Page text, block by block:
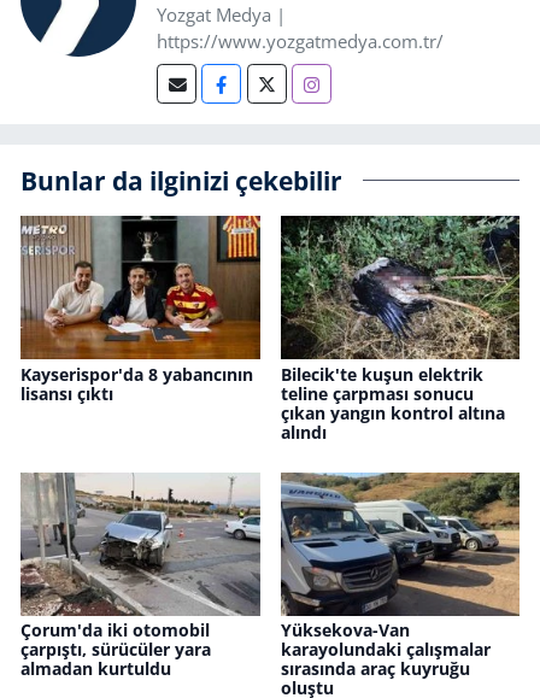
Yozgat Medya |
https://www.yozgatmedya.com.tr/
Bunlar da ilginizi çekebilir
Kayserispor'da 8 yabancının
lisansı çıktı
Bilecik'te kuşun elektrik
teline çarpması sonucu
çıkan yangın kontrol altına
alındı
Çorum'da iki otomobil
çarpıştı, sürücüler yara
almadan kurtuldu
Yüksekova-Van
karayolundaki çalışmalar
sırasında araç kuyruğu
oluştu